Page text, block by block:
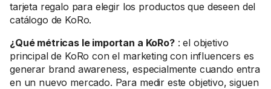
tarjeta regalo para elegir los productos que deseen del
catálogo de KoRo.
¿Qué métricas le importan a KoRo?: el objetivo
principal de KoRo con el marketing con influencers es
generar brand awareness, especialmente cuando entra
en un nuevo mercado. Para medir este objetivo, siguen